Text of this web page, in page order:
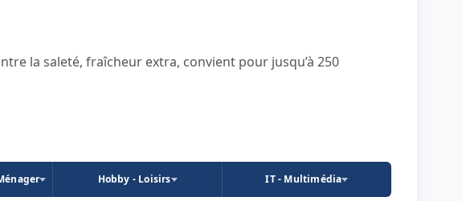
la saleté, fraîcheur extra, convient pour jusqu’à 250
Hobby - Loisirs IT - Multimédia